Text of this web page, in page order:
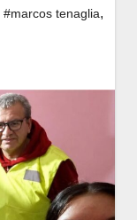
#marcos tenaglia,